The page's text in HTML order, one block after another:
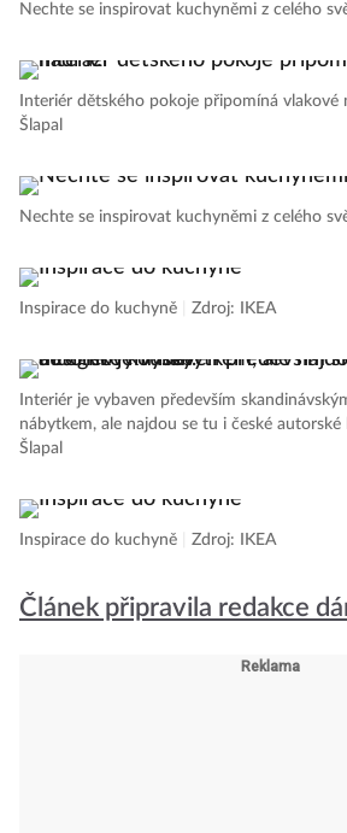
Nechte se inspirovat kuchyněmi z celého
Interiér dětského pokoje připomíná vlakové
Šlapal
Nechte se inspirovat kuchyněmi z celého
Inspirace do kuchyně Zdroj: IKEA
Interiér je vybaven především
nábytkem, ale najdou se tu i české autorské
Šlapal
Inspirace do kuchyně Zdroj: IKEA
Článek připravila redakce